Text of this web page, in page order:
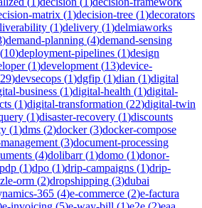
matrix (1)decision-tree (1)decorators
(1)delivery (1)delmiaworks
)demand-planning (4)demand-sensing
(10)deployment-pipelines (1)design
(1)development (13)device-
29)devsecops (1)dgfip (1)dian (1)digital
business (1)digital-health (1)digital-
(1)digital-transformation (22)digital-twin
(1)disaster-recovery (1)discounts
(1)dms (2)docker(3)docker-compose
(3)document-processing
(4)dolibarr(1)domo (1)donor-
(1)dpo (1)drip-campaigns (1)drip-
orm (2)dropshipping (3)dubai
365 (4)e-commerce (2)e-factura